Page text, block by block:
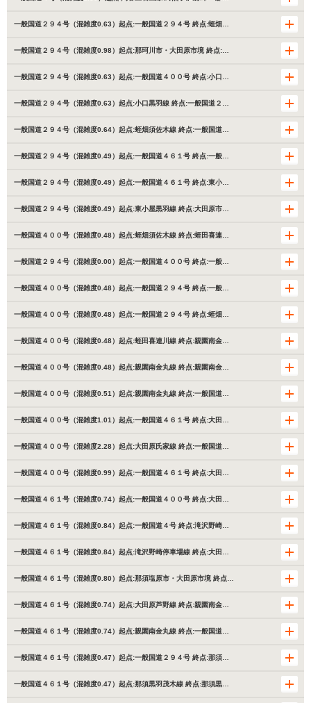
一般国道２９４号（混雑度0.63）起点:一般国道２９４号 終点:蛭畑…
一般国道２９４号（混雑度0.98）起点:那珂川市・大田原市境 終点:…
一般国道２９４号（混雑度0.63）起点:一般国道４００号 終点:小口…
一般国道２９４号（混雑度0.63）起点:小口黒羽線 終点:一般国道２…
一般国道２９４号（混雑度0.64）起点:蛭畑須佐木線 終点:一般国道…
一般国道２９４号（混雑度0.49）起点:一般国道４６１号 終点:一般…
一般国道２９４号（混雑度0.49）起点:一般国道４６１号 終点:東小…
一般国道２９４号（混雑度0.49）起点:東小屋黒羽線 終点:大田原市…
一般国道４００号（混雑度0.48）起点:蛭畑須佐木線 終点:蛭田喜連…
一般国道２９４号（混雑度0.00）起点:一般国道４００号 終点:一般…
一般国道４００号（混雑度0.48）起点:一般国道２９４号 終点:一般…
一般国道４００号（混雑度0.48）起点:一般国道２９４号 終点:蛭畑…
一般国道４００号（混雑度0.48）起点:蛭田喜連川線 終点:親園南金…
一般国道４００号（混雑度0.48）起点:親園南金丸線 終点:親園南金…
一般国道４００号（混雑度0.51）起点:親園南金丸線 終点:一般国道…
一般国道４００号（混雑度1.01）起点:一般国道４６１号 終点:大田…
一般国道４００号（混雑度2.28）起点:大田原氏家線 終点:一般国道…
一般国道４００号（混雑度0.99）起点:一般国道４６１号 終点:大田…
一般国道４６１号（混雑度0.74）起点:一般国道４００号 終点:大田…
一般国道４６１号（混雑度0.84）起点:一般国道４号 終点:滝沢野崎…
一般国道４６１号（混雑度0.84）起点:滝沢野崎停車場線 終点:大田…
一般国道４６１号（混雑度0.80）起点:那須塩原市・大田原市境 終点…
一般国道４６１号（混雑度0.74）起点:大田原芦野線 終点:親園南金…
一般国道４６１号（混雑度0.74）起点:親園南金丸線 終点:一般国道…
一般国道４６１号（混雑度0.47）起点:一般国道２９４号 終点:那須…
一般国道４６１号（混雑度0.47）起点:那須黒羽茂木線 終点:那須黒…